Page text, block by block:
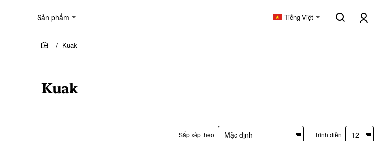
Sản phẩm Tiếng Việt
Kuak
home
Kuak
Sắp xếp theo Trình diễn